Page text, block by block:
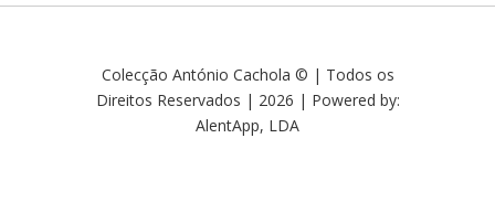
Colecção António Cachola © | Todos os
Direitos Reservados | 2026 | Powered by:
AlentApp, LDA